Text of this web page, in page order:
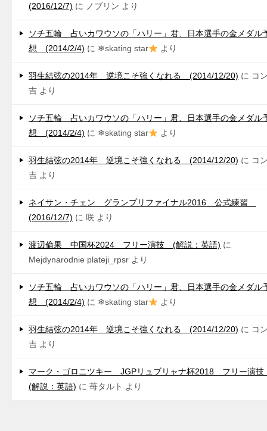
(2016/12/7) に ノブリン より
ソチ五輪 占いカワウソの「ハリー」君、日本選手の金メダル
想 (2014/2/4) に ❄skating star より
羽生結弦の2014年 逆境こそ強くなれる (2014/12/20) に コ
吉 より
ソチ五輪 占いカワウソの「ハリー」君、日本選手の金メダル
想 (2014/2/4) に ❄skating star より
羽生結弦の2014年 逆境こそ強くなれる (2014/12/20) に コ
吉 より
ネイサン・チェン グランプリファイナル2016 公式練習
(2016/12/7) に 咲 より
渡辺倫果 中国杯2024 フリー演技 (解説：英語) に
Mejdynarodnie plateji_rpsr より
ソチ五輪 占いカワウソの「ハリー」君、日本選手の金メダル
想 (2014/2/4) に ❄skating star より
羽生結弦の2014年 逆境こそ強くなれる (2014/12/20) に コ
吉 より
マーク・ゴロニツキー JGPリュブリャナ杯2018 フリー演
(解説：英語) に 苺タルト より